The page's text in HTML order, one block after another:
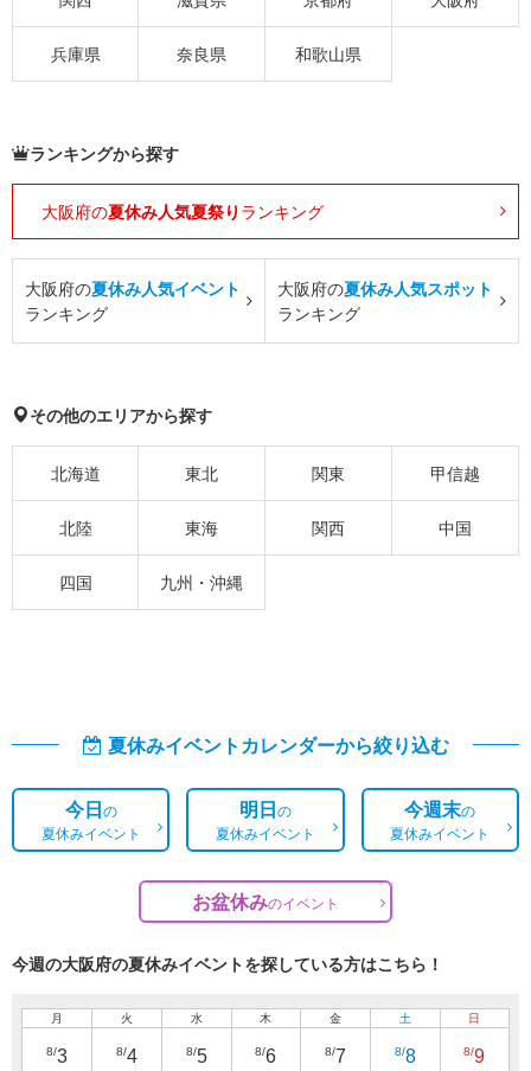
兵庫県 奈良県 和歌山県
ランキングから探す
大阪府の夏休み人気夏祭り ランキング
大阪府の夏休み人気イベント
ランキング
大阪府の夏休み人気スポット
ランキング
その他のエリアから探す
北海道 東北 関東 甲信越
北陸 東海 関西 中国
四国 九州・沖縄
夏休みイベントカレンダーから絞り込む
今日の
夏休みイベント
明日の
夏休みイベント
今週末の
夏休みイベント
お盆休みのイベント
今週の大阪府の夏休みイベントを探している方はこちら！
月
8/3
火
8/4
水
8/5
木
8/6
金
8/7
土
8/8
日
8/9